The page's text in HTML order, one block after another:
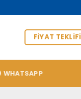
FIYAT
WHATSAPP